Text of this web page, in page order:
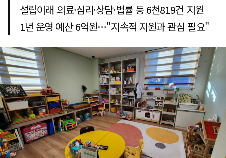
설립이래 의료·심리·상담·법률 등 6천819건 지원
1년 운영 예산 6억원…"지속적 지원과 관심 필요"